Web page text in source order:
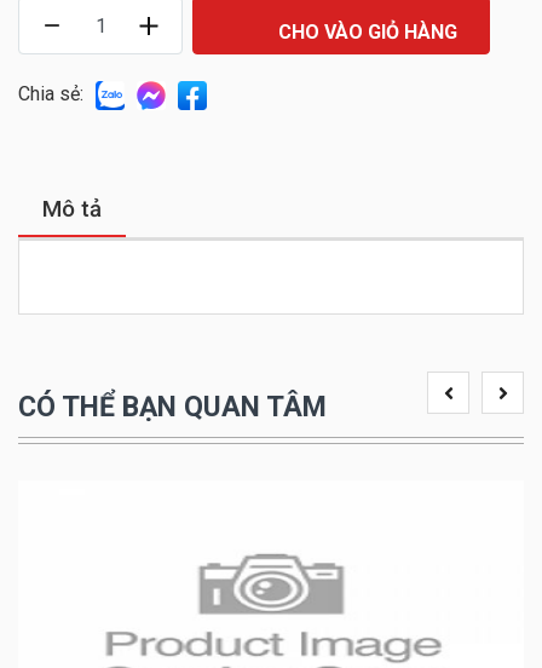
CHO VÀO GIỎ HÀNG
Chia sẻ:
Mô tả
CÓ THỂ BẠN QUAN TÂM